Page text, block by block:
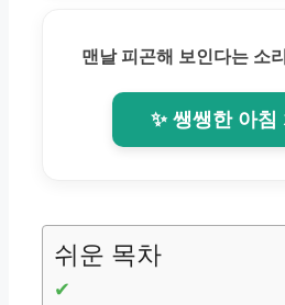
맨날 피곤해 보인다는 소
✨ 쌩쌩한 아침
쉬운 목차